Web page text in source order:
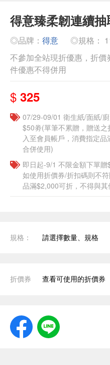
得意臻柔韌連續
◎品牌： 得意
◎規格：
不參加全站現折優惠，折
件優惠不得併用
$ 325
07/29-09/01 衛生紙/面紙/
$50劵(單筆不累贈，贈送
入至會員帳戶，消費指定
合併使用)
即日起-9/1 不限金額下單
如使用折價券/折扣碼則不
品滿$2,000可折，不得與
規格： 請選擇數量、規格
折價券 查看可使用的折價券